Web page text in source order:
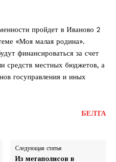
пройдет в Иваново 2
«Моя малая родина».
финансироваться за счет
средств местных бюджетов, а
госуправления и иных
БЕЛТА
Следующая статья
Из мегаполисов в